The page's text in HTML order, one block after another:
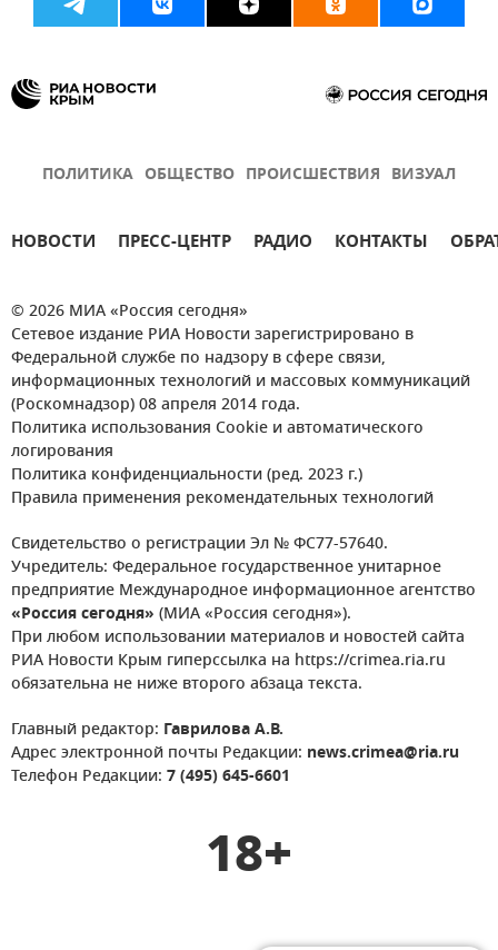
ПОЛИТИКА ОБЩЕСТВО ПРОИСШЕСТВИЯ ВИЗУАЛ
НОВОСТИ ПРЕСС-ЦЕНТР РАДИО КОНТАКТЫ
© 2026 МИА «Россия сегодня»
Сетевое издание РИА Новости зарегистрировано в
Федеральной службе по надзору в сфере связи,
информационных технологий и массовых коммуникаций
(Роскомнадзор) 08 апреля 2014 года.
Политика использования Cookie и автоматического
логирования
Политика конфиденциальности (ред. 2023 г.)
Правила применения рекомендательных технологий
Свидетельство о регистрации Эл № ФС77-57640.
Учредитель: Федеральное государственное унитарное
предприятие Международное информационное агентство
«Россия сегодня» (МИА «Россия сегодня»).
При любом использовании материалов и новостей сайта
РИА Новости Крым гиперссылка на https://crimea.ria.ru
обязательна не ниже второго абзаца текста.
Главный редактор: Гаврилова А.В.
Адрес электронной почты Редакции: news.crimea@ria.ru
Телефон Редакции: 7 (495) 645-6601
18+